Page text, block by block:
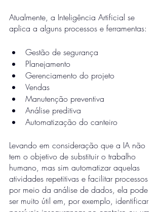
Atualmente, a Inteligência Artificial se
aplica a alguns processos e ferramentas:
Gestão de segurança
Planejamento
Gerenciamento do projeto
Vendas
Manutenção preventiva
Análise preditiva
Automatização do canteiro
Levando em consideração que a IA não
tem o objetivo de substituir o trabalho
humano, mas sim automatizar aquelas
atividades repetitivas e facilitar processos
por meio da análise de dados, ela pode
ser muito útil em, por exemplo, identificar